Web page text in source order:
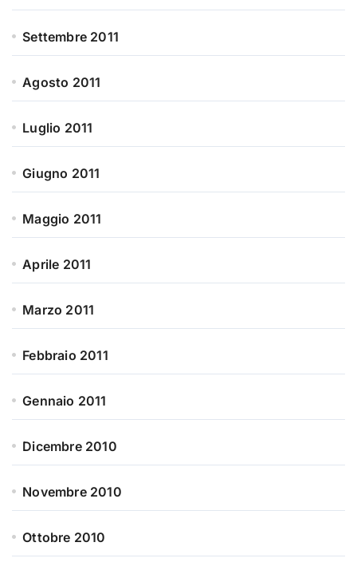
Settembre 2011
Agosto 2011
Luglio 2011
Giugno 2011
Maggio 2011
Aprile 2011
Marzo 2011
Febbraio 2011
Gennaio 2011
Dicembre 2010
Novembre 2010
Ottobre 2010